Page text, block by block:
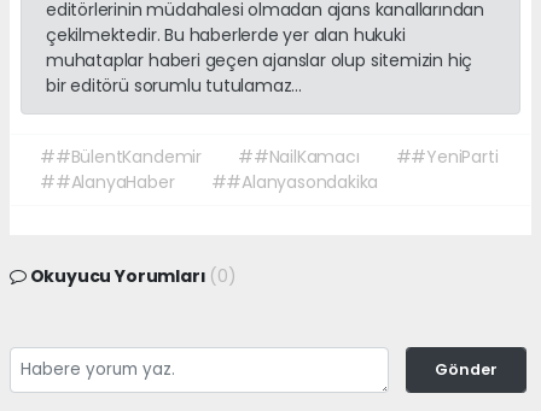
editörlerinin müdahalesi olmadan ajans kanallarından
çekilmektedir. Bu haberlerde yer alan hukuki
muhataplar haberi geçen ajanslar olup sitemizin hiç
bir editörü sorumlu tutulamaz...
##BülentKandemir ##NailKamacı
##YeniParti
##AlanyaHaber
##Alanyasondakika
Okuyucu Yorumları (0)
Gönder